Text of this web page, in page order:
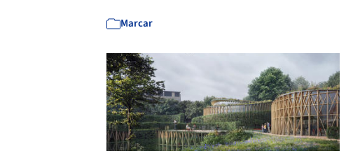
Marcar